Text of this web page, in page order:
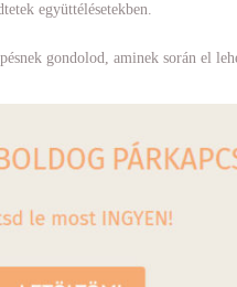
együttélésetekben.
gondolod, aminek során el